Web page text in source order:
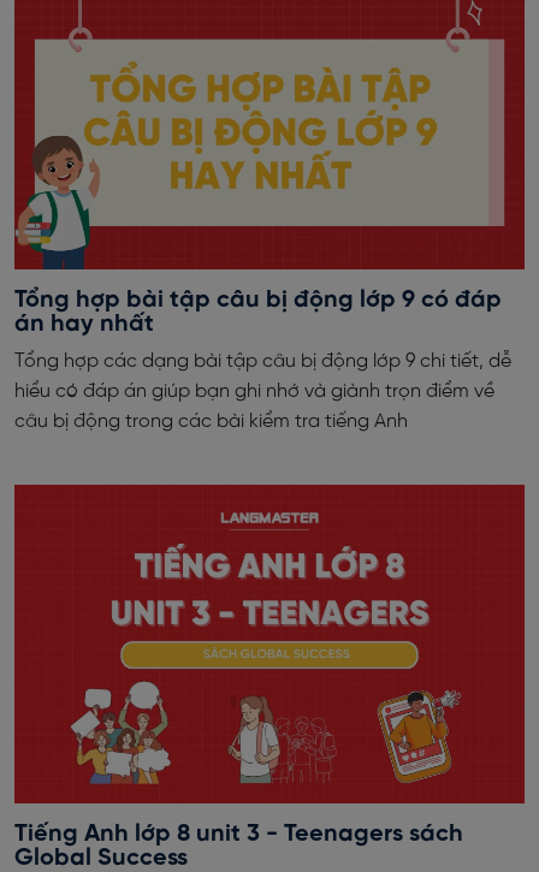
Tổng hợp bài tập câu bị động lớp 9 có đáp
án hay nhất
Tổng hợp các dạng bài tập câu bị động lớp 9 chi tiết, dễ
hiểu có đáp án giúp bạn ghi nhớ và giành trọn điểm về
câu bị động trong các bài kiểm tra tiếng Anh
Tiếng Anh lớp 8 unit 3 - Teenagers sách
Global Success